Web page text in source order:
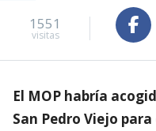
1551
visitas
El MOP habría
San Pedro Viejo